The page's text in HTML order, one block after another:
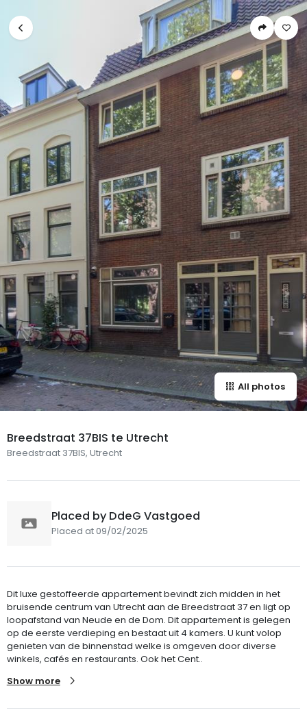
All photos
Breedstraat 37BIS te Utrecht
Breedstraat 37BIS, Utrecht
Placed by DdeG Vastgoed
Placed at 09/02/2025
Dit luxe gestoffeerde appartement bevindt zich midden in het
bruisende centrum van Utrecht aan de Breedstraat 37 en ligt op
loopafstand van Neude en de Dom. Dit appartement is gelegen
op de eerste verdieping en bestaat uit 4 kamers. U kunt volop
genieten van de binnenstad welke is omgeven door diverse
winkels, cafés en restaurants. Ook het Cent..
Show more